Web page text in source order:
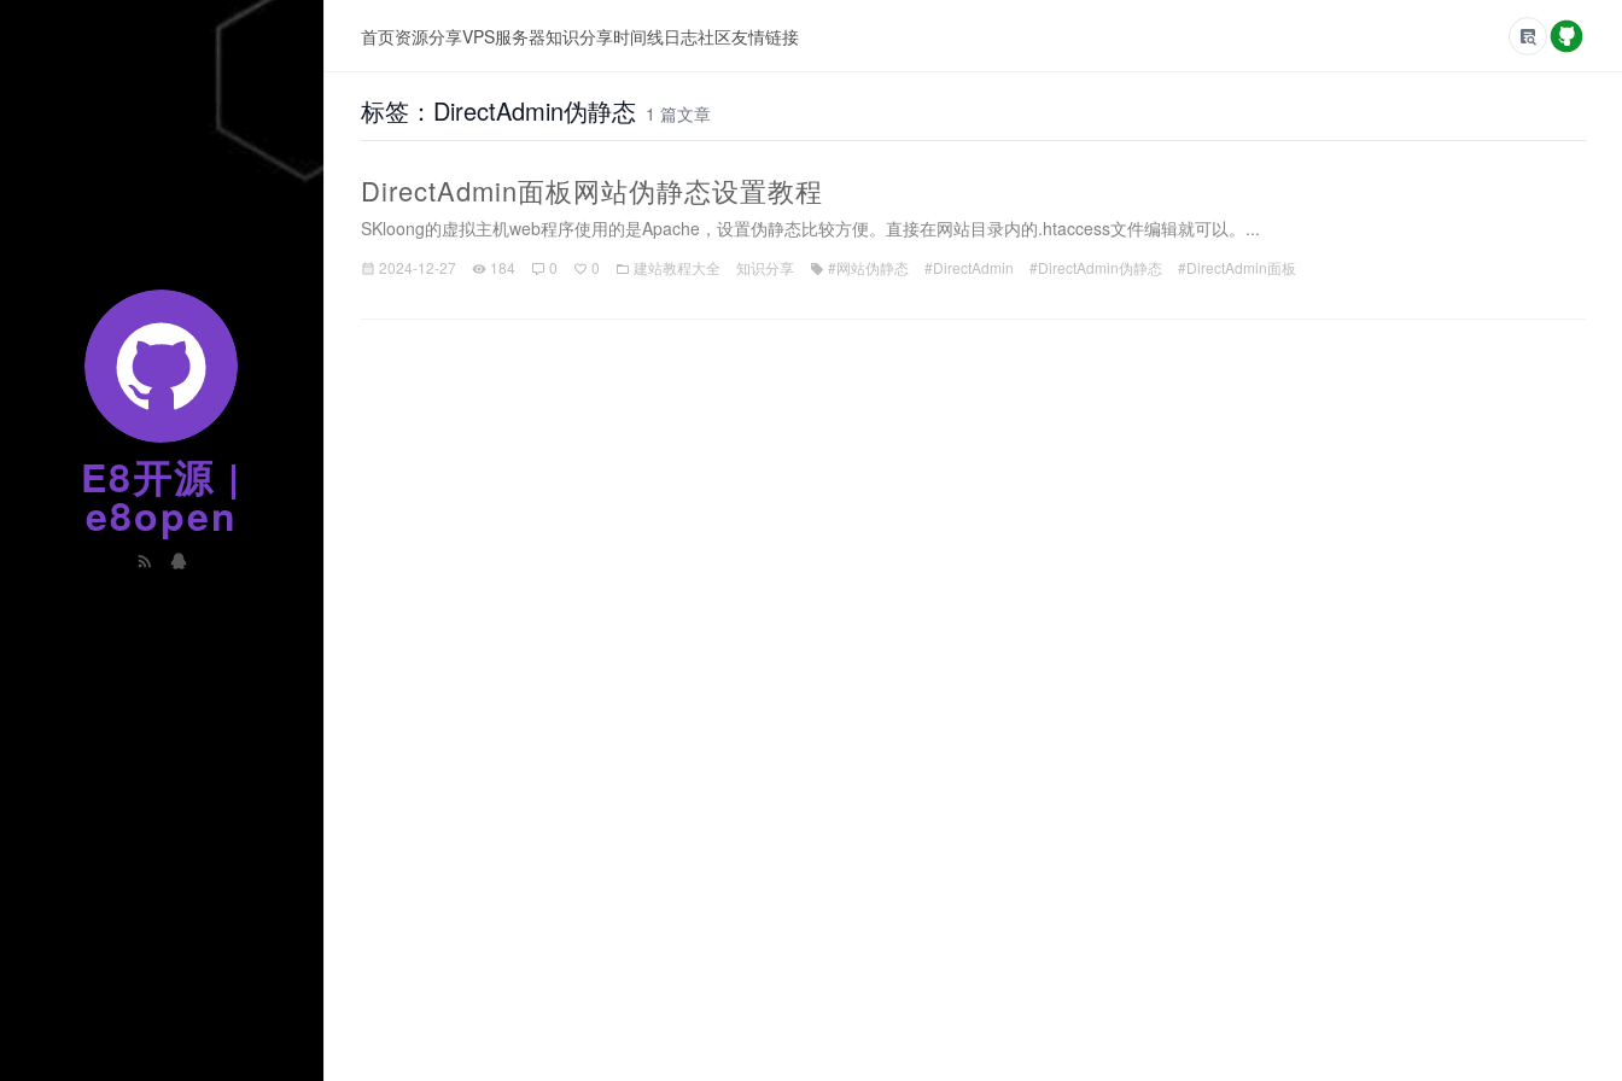
E8开源 |
e8open
首页资源分享VPS服务器知识分享时间线日志社区友情链接
标签：DirectAdmin伪静态 1 篇文章
DirectAdmin面板网站伪静态设置教程
SKloong的虚拟主机web程序使用的是Apache，设置伪静态比较方便。直接在网站目录内的.htaccess文件编辑就可以。...
2024-12-27 184 0 0 建站教程大全 知识分享 #网站伪静态 #DirectAdmin #DirectAdmin伪静态 #DirectAdmin面板